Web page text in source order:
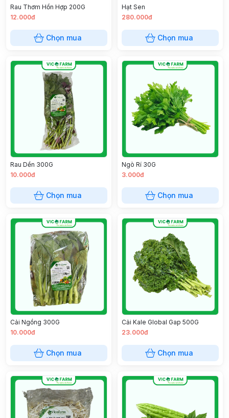
Rau Thơm Hổn Hợp 200G
12.000đ
Chọn mua
Hạt Sen
280.000đ
Chọn mua
Rau Dền 300G
10.000đ
Chọn mua
Ngò Rí 30G
3.000đ
Chọn mua
Cải Ngồng 300G
10.000đ
Chọn mua
Cải Kale Global Gap 500G
23.000đ
Chọn mua